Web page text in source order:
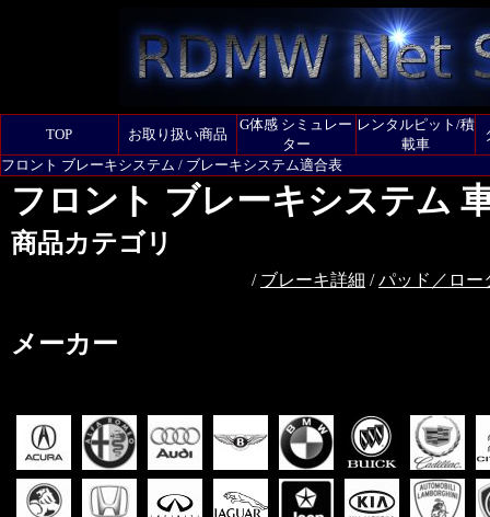
TOP お取り扱い商品
G体感 シミュレー
ター
レンタルピット/積
載車
フロント ブレーキシステム / ブレーキシステム適合表
フロント ブレーキシステム
商品カテゴリ
/ ブレーキ詳細 /パッド／ロー
メーカー